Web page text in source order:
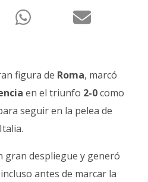
figura de Roma, marcó
en el triunfo 2-0como
seguir en la pelea de
gran despliegue y generó
antes de marcar la